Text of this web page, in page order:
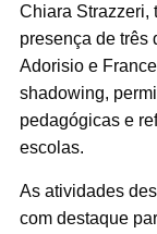
Chiara Strazzeri,
presença de três
Adorisio e
shadowing,
pedagógicas e
escolas.
As atividades
com destaque